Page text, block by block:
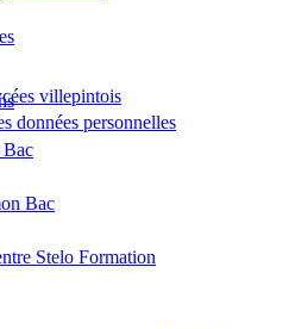
villepintois
Bac
Bac
Stelo Formation
données personnelles